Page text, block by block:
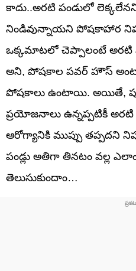
కాదు..అరటి పండులో
నిండివున్నాయని పోషకాహార
ఒక్కమాటలో చెప్పాలంటే అరటి
అని, పోషకాల పవర్ హౌస్
పోషకాలు ఉంటాయి. అయితే,
ప్రయోజనాలు ఉన్నప్పటికీ అరటి
ఆరోగ్యానికి ముప్పు తప్పదని
పండ్లు అతిగా తినటం వల్ల
తెలుసుకుందాం…